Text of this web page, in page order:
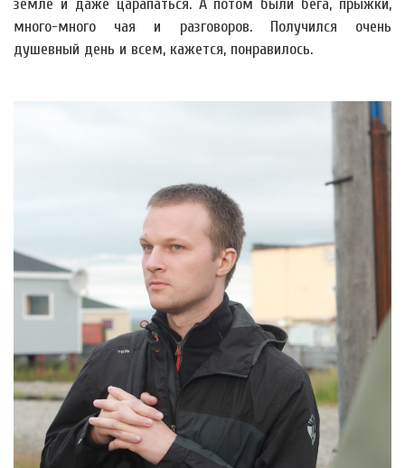
земле и даже царапаться. А потом были бега, прыжки,
много-много чая и разговоров. Получился очень
душевный день и всем, кажется, понравилось.